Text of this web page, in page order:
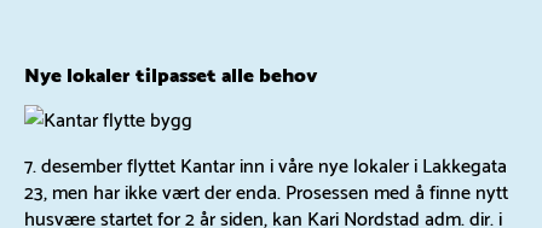
Nye lokaler tilpasset alle behov
7. desember flyttet Kantar inn i våre nye lokaler i Lakkegata
23, men har ikke vært der enda. Prosessen med å finne nytt
husvære startet for 2 år siden, kan Kari Nordstad adm. dir. i